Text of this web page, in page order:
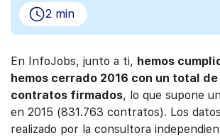
2 min
En InfoJobs, junto a ti, hemos
hemos cerrado 2016 con un total de
contratos firmados, lo que supone
en 2015 (831.763 contratos). Los
realizado por la consultora